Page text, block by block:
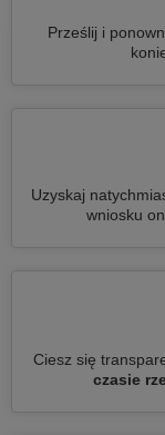
Prześlij i
Uzyskaj
wniosku
Ciesz się
czasie